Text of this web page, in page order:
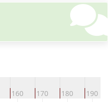
160 170 180 190